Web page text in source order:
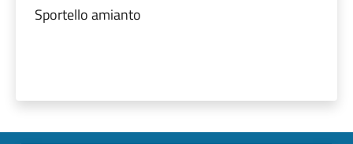
Sportello amianto